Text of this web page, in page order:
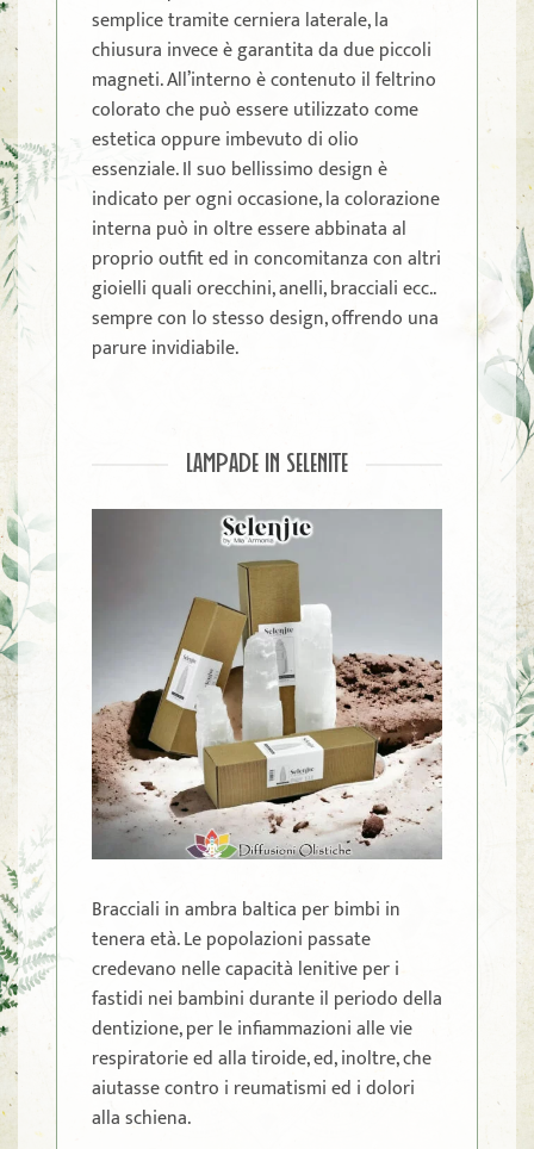
semplice tramite cerniera laterale, la
chiusura invece è garantita da due piccoli
magneti. All’interno è contenuto il feltrino
colorato che può essere utilizzato come
estetica oppure imbevuto di olio
essenziale. Il suo bellissimo design è
indicato per ogni occasione, la colorazione
interna può in oltre essere abbinata al
proprio outfit ed in concomitanza con altri
gioielli quali orecchini, anelli, bracciali ecc..
sempre con lo stesso design, offrendo una
parure invidiabile.
LAMPADE IN SELENITE
Bracciali in ambra baltica per bimbi in
tenera età. Le popolazioni passate
credevano nelle capacità lenitive per i
fastidi nei bambini durante il periodo della
dentizione, per le infiammazioni alle vie
respiratorie ed alla tiroide, ed, inoltre, che
aiutasse contro i reumatismi ed i dolori
alla schiena.